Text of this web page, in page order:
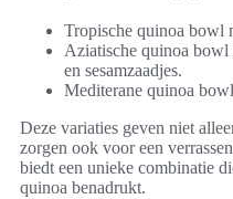
Tropische quinoa bowl
Aziatische quinoa bowl
en sesamzaadjes.
Mediterane quinoa
Deze variaties geven niet
zorgen ook voor een
biedt een unieke combinatie
quinoa benadrukt.